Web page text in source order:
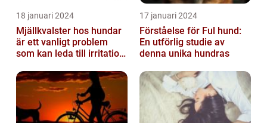
18 januari 2024
Mjällkvalster hos hundar
är ett vanligt problem
som kan leda till irritation
hun...
17 januari 2024
Förståelse för Ful hund:
En utförlig studie av
denna unika hundras